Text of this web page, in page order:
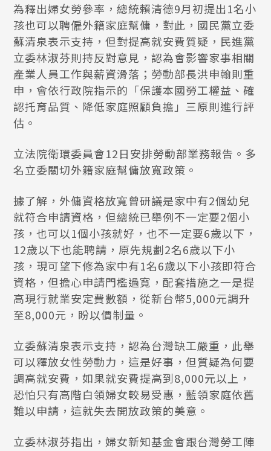
為釋出婦女勞參率，總統賴清德9月初提出1名小
孩也可以聘僱外籍家庭幫傭，對此，國民黨立委
蘇清泉表示支持，但對提高就安費質疑，民進黨
立委林淑芬則持反對意見，認為會影響家事相關
產業人員工作與薪資滑落；勞動部長洪申翰則重
申，會依行政院指示的「保護本國勞工權益、確
認托育品質、降低家庭照顧負擔」三原則進行評
估。
立法院衛環委員會12日安排勞動部業務報告。多
名立委關切外籍家庭幫傭放寬政策。
據了解，外傭資格放寬曾研議是家中有2個幼兒
就符合申請資格，但總統已舉例不一定要2個小
孩，也可以1個小孩就好，也不一定要6歲以下，
12歲以下也能聘請，原先規劃2名6歲以下小
孩，現可望下修為家中有1名6歲以下小孩即符合
資格，但擔心申請門檻過寬，配套措施之一是提
高現行就業安定費數額，從新台幣5,000元調升
至8,000元，盼以價制量。
立委蘇清泉表示支持，認為台灣缺工嚴重，此舉
可以釋放女性勞動力，這是好事，但質疑為何要
調高就安費，如果就安費提高到8,000元以上，
恐怕只有高階白領婦女較易受惠，藍領家庭依舊
難以申請，這就失去開放政策的美意。
立委林淑芬指出，婦女新知基金會跟台灣勞工陣